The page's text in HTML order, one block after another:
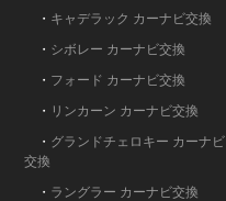
・ キャデラック カーナビ交換
・ シボレー カーナビ交換
・ フォード カーナビ交換
・ リンカーン カーナビ交換
・ グランドチェロキー カーナビ
交換
・ ラングラー カーナビ交換